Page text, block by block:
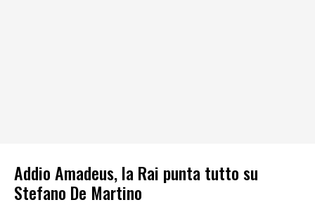
Addio Amadeus, la Rai punta tutto su
Stefano De Martino